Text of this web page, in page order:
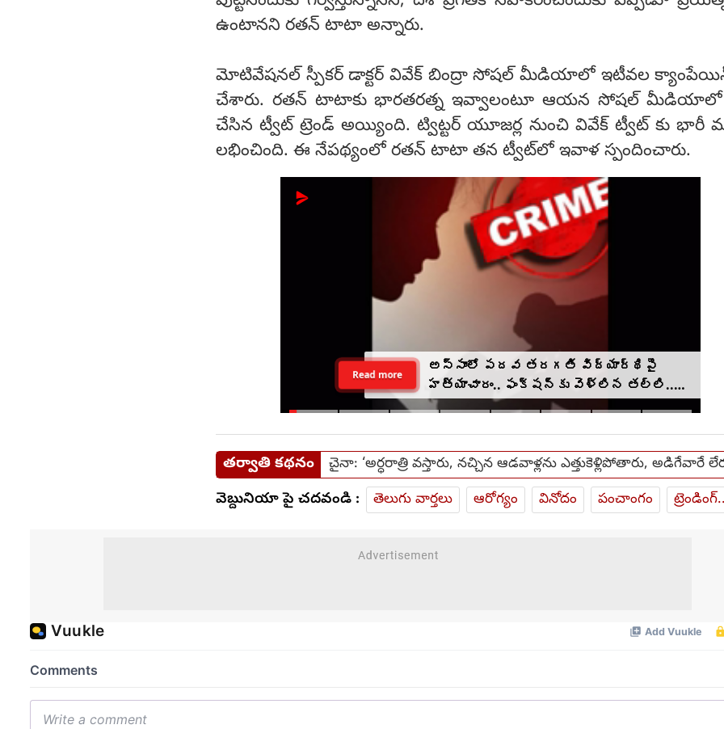
ఉంటానని రతన్ టాటా అన్నారు.
మోటివేషనల్ స్పీకర్ డాక్టర్ వివేక్ బింద్రా సోషల్ మీడియాలో ఇటీవల క్యాంపేయిన్
చేశారు. రతన్ టాటాకు భారతరత్న ఇవ్వాలంటూ ఆయన సోషల్ మీడియాలో
చేసిన ట్వీట్ ట్రెండ్ అయ్యింది. ట్విట్టర్ యూజర్ల నుంచి వివేక్ ట్వీట్ కు భారీ
లభించింది. ఈ నేపథ్యంలో రతన్ టాటా తన ట్వీట్‌లో ఇవాళ స్పందించారు.
అస్సాంలో పదవ తరగతి విద్యార్థిపై
హత్యాచారం.. ఫంక్షన్‌కు వెళ్లిన తల్లి..
మంచంపై విగతజీవిగా..?
Read more
తర్వాతి కథనం చైనా: ‘అర్ధరాత్రి వస్తారు, నచ్చిన ఆడవాళ్లను ఎత్తుకెళ్లిపోతారు, అడిగేవారే
వెబ్దునియా పై చదవండి : తెలుగు వార్తలు ఆరోగ్యం వినోదం పంచాంగం ట్రెండింగ్..